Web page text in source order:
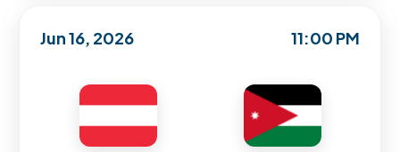
Jun 16, 2026 11:00 PM